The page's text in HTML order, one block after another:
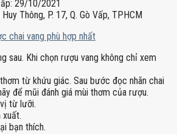
29/10/2021
Thông, P. 17, Q. Gò Vấp, TPHCM
chai vang phù hợp nhất
sau. Khi chọn rượu vang không chỉ xem
từ khứu giác. Sau bước đọc nhãn chai
để mũi đánh giá mùi thơm của rượu.
từ lưỡi.
xuất.
bạn thích.